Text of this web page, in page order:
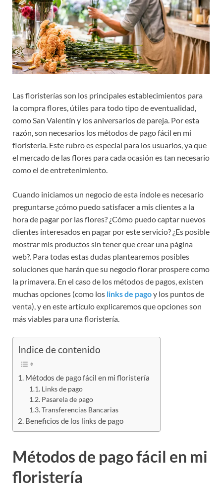
Las floristerías son los principales establecimientos para
la compra flores, útiles para todo tipo de eventualidad,
como San Valentín y los aniversarios de pareja. Por esta
razón, son necesarios los métodos de pago fácil en mi
floristería. Este rubro es especial para los usuarios, ya que
el mercado de las flores para cada ocasión es tan necesario
como el de entretenimiento.
Cuando iniciamos un negocio de esta índole es necesario
preguntarse ¿cómo puedo satisfacer a mis clientes a la
hora de pagar por las flores? ¿Cómo puedo captar nuevos
clientes interesados en pagar por este servicio? ¿Es posible
mostrar mis productos sin tener que crear una página
web?. Para todas estas dudas plantearemos posibles
soluciones que harán que su negocio florar prospere como
la primavera. En el caso de los métodos de pagos, existen
muchas opciones (como los links de pagoy los puntos de
venta), y en este artículo explicaremos que opciones son
más viables para una floristería.
Indice de contenido
Métodos de pago fácil en mi floristería
Links de pago
Pasarela de pago
Transferencias Bancarias
Beneficios de los links de pago
Métodos de pago fácil en mi
floristería